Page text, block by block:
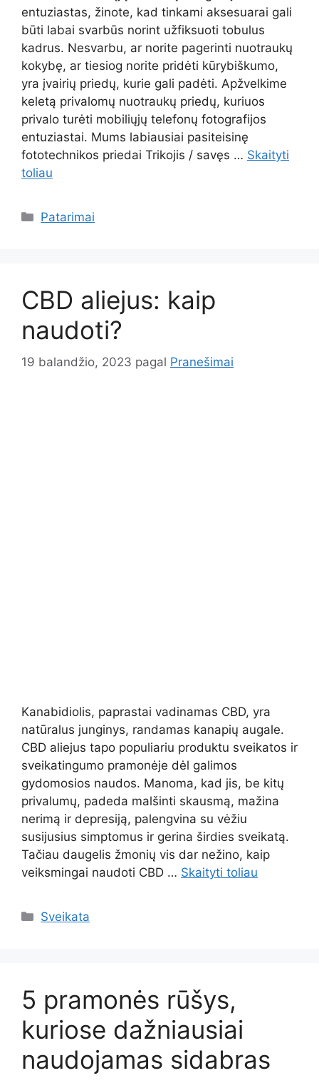
entuziastas, žinote, kad tinkami aksesuarai gali
būti labai svarbūs norint užfiksuoti tobulus
kadrus. Nesvarbu, ar norite pagerinti nuotraukų
kokybę, ar tiesiog norite pridėti kūrybiškumo,
yra įvairių priedų, kurie gali padėti. Apžvelkime
keletą privalomų nuotraukų priedų, kuriuos
privalo turėti mobiliųjų telefonų fotografijos
entuziastai. Mums labiausiai pasiteisinę
fototechnikos priedai Trikojis / savęs … Skaityti
toliau
Kategorijos
Patarimai
CBD aliejus: kaip
naudoti?
19 balandžio, 2023 pagal Pranešimai
Kanabidiolis, paprastai vadinamas CBD, yra
natūralus junginys, randamas kanapių augale.
CBD aliejus tapo populiariu produktu sveikatos ir
sveikatingumo pramonėje dėl galimos
gydomosios naudos. Manoma, kad jis, be kitų
privalumų, padeda malšinti skausmą, mažina
nerimą ir depresiją, palengvina su vėžiu
susijusius simptomus ir gerina širdies sveikatą.
Tačiau daugelis žmonių vis dar nežino, kaip
veiksmingai naudoti CBD … Skaityti toliau
Kategorijos
Sveikata
5 pramonės rūšys,
kuriose dažniausiai
naudojamas sidabras